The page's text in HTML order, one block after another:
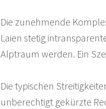
Die zunehmende
Laien stetig
Alptraum werden. Ein
Die typischen
unberechtigt gekürzte